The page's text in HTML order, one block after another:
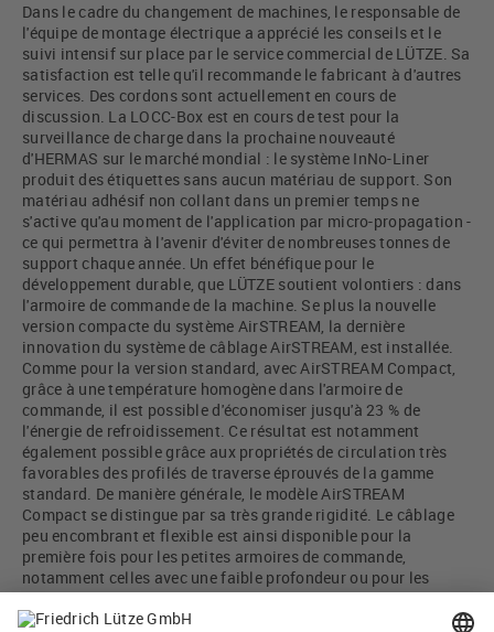
Dans le cadre du changement de machines, le responsable de
l'équipe de montage électrique a apprécié les conseils et le
suivi intensif sur place par le service commercial de LÜTZE. Sa
satisfaction est telle qu'il recommande le fabricant à d'autres
services. Des cordons sont actuellement en cours de
discussion. La LOCC-Box est en cours de test pour la
surveillance de charge dans la prochaine nouveauté
d'HERMAS sur le marché mondial : le système InNo-Liner
produit des étiquettes sans aucun matériau de support. Son
matériau adhésif non collant dans un premier temps ne
s'active qu'au moment de l'application par micro-propagation -
ce qui permettra à l'avenir d'éviter de nombreuses tonnes de
support chaque année. Un effet bénéfique pour le
développement durable, que LÜTZE soutient volontiers : dans
l'armoire de commande de la machine. Se plus la nouvelle
version compacte du système AirSTREAM, la dernière
innovation du système de câblage AirSTREAM, est installée.
Comme pour la version standard, avec AirSTREAM Compact,
grâce à une température homogène dans l'armoire de
commande, il est possible d'économiser jusqu'à 23 % de
l'énergie de refroidissement. Ce résultat est notamment
également possible grâce aux propriétés de circulation très
favorables des profilés de traverse éprouvés de la gamme
standard. De manière générale, le modèle AirSTREAM
Compact se distingue par sa très grande rigidité. Le câblage
peu encombrant et flexible est ainsi disponible pour la
première fois pour les petites armoires de commande,
notamment celles avec une faible profondeur ou pour les
armoires spéciales montées dans les installations. Pour les
accessoires, l'utilisateur peut se fier à la très vaste gamme